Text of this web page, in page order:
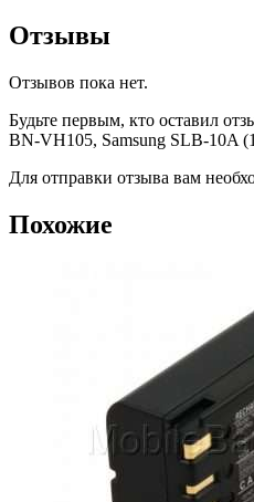
Отзывы
Отзывов пока нет.
Будьте первым, кто оставил
BN-VH105, Samsung SLB-10A
Для отправки отзыва вам
Похожие